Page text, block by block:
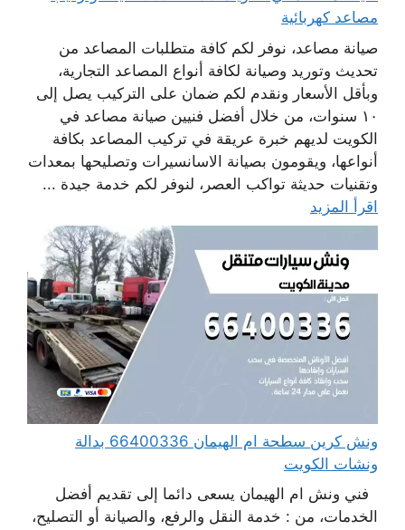
مصاعد كهربائية
صيانة مصاعد، نوفر لكم كافة متطلبات المصاعد من
تحديث وتوريد وصيانة لكافة أنواع المصاعد التجارية،
وبأقل الأسعار ونقدم لكم ضمان على التركيب يصل إلى
١٠ سنوات، من خلال أفضل فنيين صيانة مصاعد في
الكويت لديهم خبرة عريقة في تركيب المصاعد بكافة
أنواعها، ويقومون بصيانة الاسانسيرات وتصليحها بمعدات
وتقنيات حديثة تواكب العصر، لنوفر لكم خدمة جيدة ...
اقرأ المزيد
ونش كرين سطحة ام الهيمان 66400336 بدالة
ونشات الكويت
فني ونش ام الهيمان يسعى دائما إلى تقديم أفضل
الخدمات، من : خدمة النقل والرفع، والصيانة أو التصليح،